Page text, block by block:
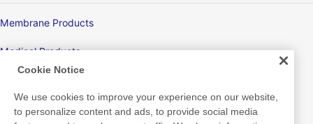
Membrane Products
Medical Products
Cookie Notice
We use cookies to improve your experience on our website,
to personalize content and ads, to provide social media